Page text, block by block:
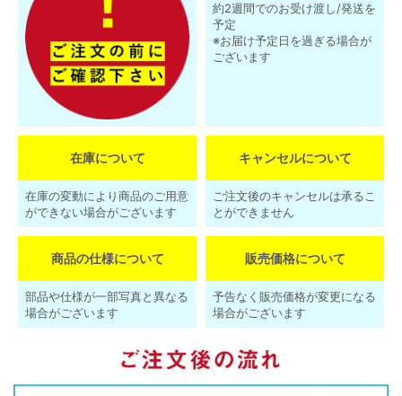
約2週間でのお受け渡し/発送を
予定
※お届け予定日を過ぎる場合が
ございます
在庫について
在庫の変動により商品のご用意
ができない場合がございます
キャンセルについて
ご注文後のキャンセルは承るこ
とができません
商品の仕様について
部品や仕様が一部写真と異なる
場合がございます
販売価格について
予告なく販売価格が変更になる
場合がございます